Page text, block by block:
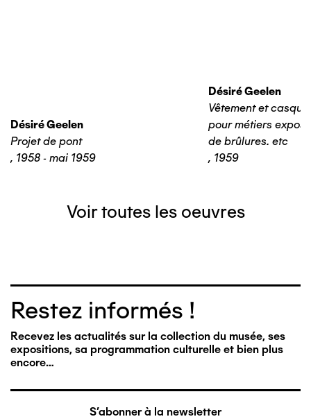
Désiré Geelen
Projet de pont
, 1958 - mai 1959
Désiré Geelen
Vêtement et
pour métiers
de brûlures. etc
, 1959
Voir toutes les oeuvres
Restez informés !
Recevez les actualités sur la collection du musée, ses
expositions, sa programmation culturelle et bien plus
encore…
S'abonner à la newsletter